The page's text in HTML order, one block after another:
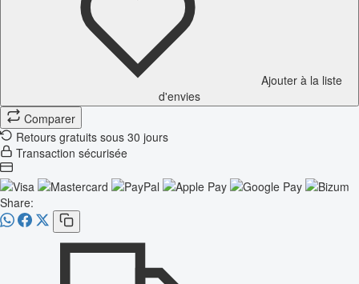
Ajouter à la liste
d'envies
Comparer
Retours gratuits sous 30 jours
Transaction sécurisée
Share: